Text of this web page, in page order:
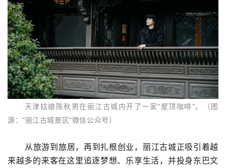
天津姑娘 陈秋男在丽江古城内开了一家“屋顶咖啡”。
（图
源：“丽江古城景区”微信公众号）
从旅游到旅居，再到扎根创业，丽江古城正吸引着越
来越多的来客在这里追逐梦想、乐享生活，并投身东巴文